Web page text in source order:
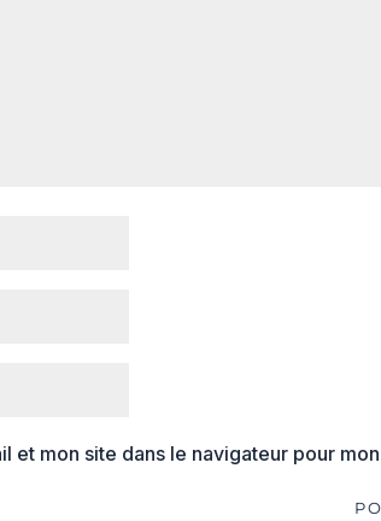
et mon site dans le navigateur pour